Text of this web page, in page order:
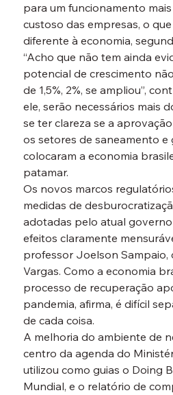
para um funcionamento
custoso das empresas, o
diferente à economia,
“Acho que não tem ainda
potencial de crescimento
de 1,5%, 2%, se ampliou”,
ele, serão necessários mais
se ter clareza se a
os setores de saneamento e
colocaram a economia
patamar.
Os novos marcos
medidas de
adotadas pelo atual
efeitos claramente
professor Joelson Sampaio,
Vargas. Como a economia
processo de recuperação
pandemia, afirma, é difícil
de cada coisa.
A melhoria do ambiente de
centro da agenda do
utilizou como guias o Doing
Mundial, e o relatório de